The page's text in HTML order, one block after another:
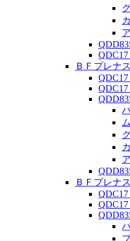
ＢＦプレナ
ＢＦプレナ